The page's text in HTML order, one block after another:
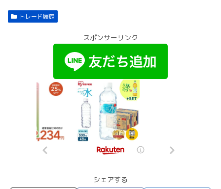
トレード履歴
スポンサーリンク
シェアする